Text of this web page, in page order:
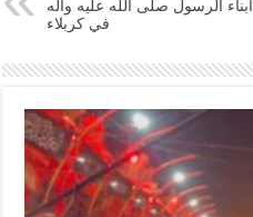
أبناء الرسول صلى الله عليه وأله
في كربلاء